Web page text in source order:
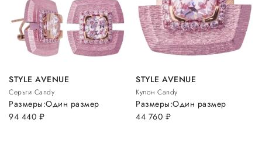
STYLE AVENUE
Серьги Candy
94 440 руб.
Размеры:Один размер
STYLE AVENUE
Кулон Candy
44 760 руб.
Размеры:Один размер